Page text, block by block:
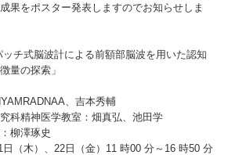
果をポスター発表しますのでお知らせしま
チ式脳波計による前額部脳波を用いた認知
量の探索」
、吉本秀輔
科精神医学教室：畑真弘、池田学
柳澤琢史
（木）、22日（金）11 時00 分～16 時50 分